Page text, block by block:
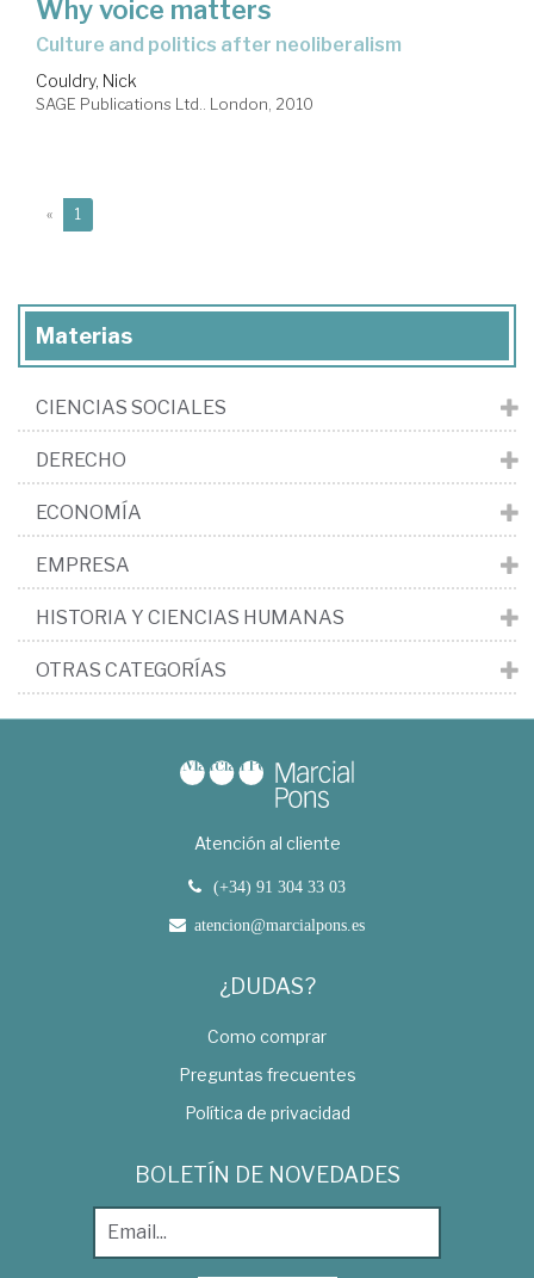
Why voice matters
culture and politics after neoliberalism
Couldry, Nick
SAGE Publications Ltd.. London, 2010
« 1
Materias
CIENCIAS SOCIALES
DERECHO
ECONOMÍA
EMPRESA
HISTORIA Y CIENCIAS HUMANAS
OTRAS CATEGORÍAS
Atención al cliente
(+34) 91 304 33 03
atencion@marcialpons.es
¿DUDAS?
Como comprar
Preguntas frecuentes
Política de privacidad
BOLETÍN DE NOVEDADES